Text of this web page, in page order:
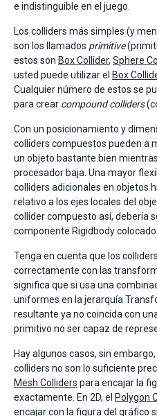
e indistinguible en el juego.
Los colliders más simples (y
son los llamados primitive
estos son Box Collider, Sphere
usted puede utilizar el Box
Cualquier número de estos se
para crear compound colliders
Con un posicionamiento y
colliders compuestos pueden a
un objeto bastante bien
procesador baja. Una mayor
colliders adicionales en objetos
relativo a los ejes locales del
collider compuesto así, debería
componente Rigidbody
Tenga en cuenta que los
correctamente con las
significa que si usa una
uniformes en la jerarquía
resultante ya no coincida con
primitivo no ser capaz de
Hay algunos casos, sin
colliders no son lo suficiente
Mesh Colliders para encajar la
exactamente. En 2D, el Polygon
encajar con la figura del gráfico